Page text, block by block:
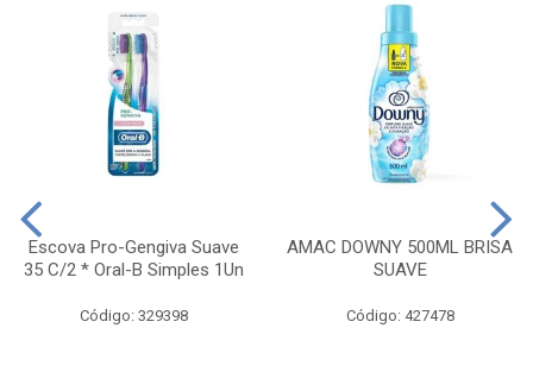
Escova Pro-Gengiva Suave
35 C/2 * Oral-B Simples 1Un
Código: 329398
AMAC DOWNY 500ML BRISA
SUAVE
Código: 427478